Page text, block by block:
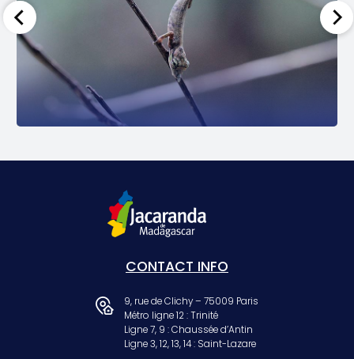
CONTACT INFO
9, rue de Clichy – 75009 Paris
Métro ligne 12 : Trinité
Ligne 7, 9 : Chaussée d’Antin
Ligne 3, 12, 13, 14 : Saint-Lazare